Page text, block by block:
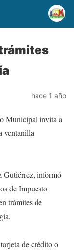
hace 1 año
Municipal invita a
ventanilla
Gutiérrez, informó
de Impuesto
trámites de
de crédito o